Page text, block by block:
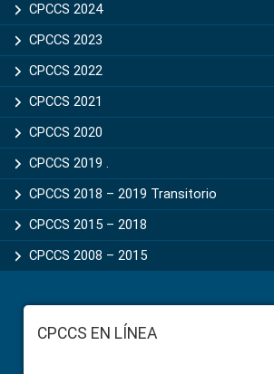
CPCCS 2024
CPCCS 2023
CPCCS 2022
CPCCS 2021
CPCCS 2020
CPCCS 2019 .
CPCCS 2018 – 2019 Transitorio
CPCCS 2015 – 2018
CPCCS 2008 – 2015
FooterCPCCS EN LÍNEA